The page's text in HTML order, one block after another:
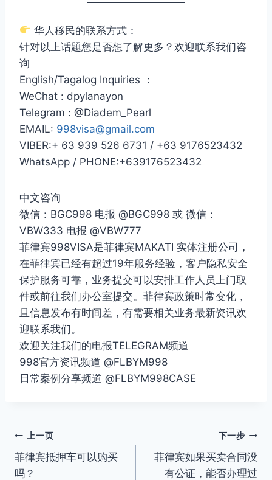
华人移民的联系方式：
针对以上话题您是否想了解更多？欢迎联系我们咨
询
English/Tagalog Inquiries ：
WeChat : dpylanayon
Telegram : @Diadem_Pearl
EMAIL: 998visa@gmail.com
VIBER:+ 63 939 526 6731 / +63 9176523432
WhatsApp / PHONE:+639176523432
中文咨询
微信：BGC998 电报 @BGC998 或 微信：
VBW333 电报 @VBW777
菲律宾998VISA是菲律宾MAKATI 实体注册公司，
在菲律宾已经有超过19年服务经验，客户隐私安全
保护服务可靠，业务提交可以安排工作人员上门取
件或前往我们办公室提交。菲律宾政策时常变化，
且信息发布有时间差，有需要相关业务最新资讯欢
迎联系我们。
欢迎关注我们的电报TELEGRAM频道
998官方资讯频道 @FLBYM998
日常案例分享频道 @FLBYM998CASE
文
章
上一页
菲律宾抵押车可以购买
吗？
下一步
菲律宾如果买卖合同没
有公证，能否办理过